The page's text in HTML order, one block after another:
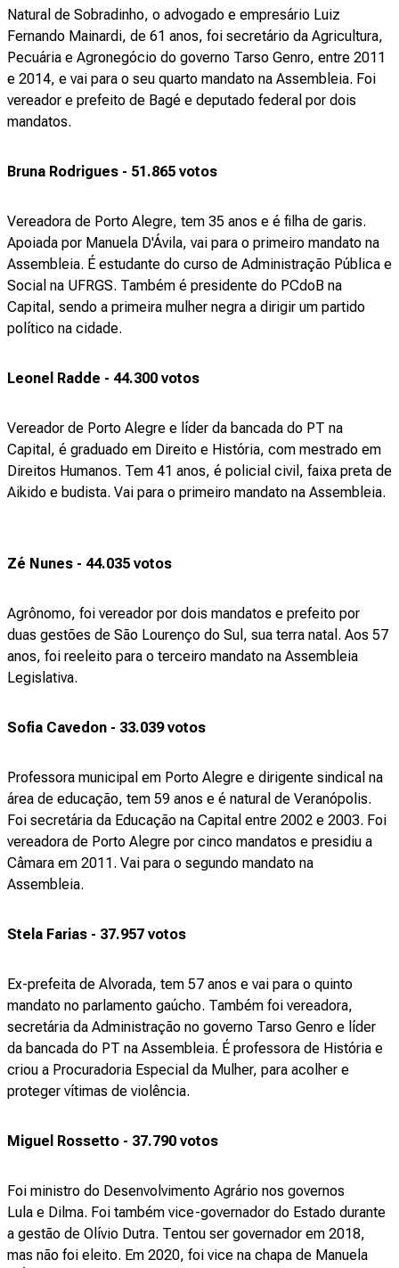
Natural de Sobradinho, o advogado e empresário Luiz
Fernando Mainardi, de 61 anos, foi secretário da Agricultura,
Pecuária e Agronegócio do governo Tarso Genro, entre 2011
e 2014, e vai para o seu quarto mandato na Assembleia. Foi
vereador e prefeito de Bagé e deputado federal por dois
mandatos.
Bruna Rodrigues - 51.865 votos
Vereadora de Porto Alegre, tem 35 anos e é filha de garis.
Apoiada por Manuela D'Ávila, vai para o primeiro mandato na
Assembleia. É estudante do curso de Administração Pública e
Social na UFRGS. Também é presidente do PCdoB na
Capital, sendo a primeira mulher negra a dirigir um partido
político na cidade.
Leonel Radde - 44.300 votos
Vereador de Porto Alegre e líder da bancada do PT na
Capital, é graduado em Direito e História, com mestrado em
Direitos Humanos. Tem 41 anos, é policial civil, faixa preta de
Aikido e budista. Vai para o primeiro mandato na Assembleia.
Zé Nunes - 44.035 votos
Agrônomo, foi vereador por dois mandatos e prefeito por
duas gestões de São Lourenço do Sul, sua terra natal. Aos 57
anos, foi reeleito para o terceiro mandato na Assembleia
Legislativa.
Sofia Cavedon - 33.039 votos
Professora municipal em Porto Alegre e dirigente sindical na
área de educação, tem 59 anos e é natural de Veranópolis.
Foi secretária da Educação na Capital entre 2002 e 2003. Foi
vereadora de Porto Alegre por cinco mandatos e presidiu a
Câmara em 2011. Vai para o segundo mandato na
Assembleia.
Stela Farias - 37.957 votos
Ex-prefeita de Alvorada, tem 57 anos e vai para o quinto
mandato no parlamento gaúcho. Também foi vereadora,
secretária da Administração no governo Tarso Genro e líder
da bancada do PT na Assembleia. É professora de História e
criou a Procuradoria Especial da Mulher, para acolher e
proteger vítimas de violência.
Miguel Rossetto - 37.790 votos
Foi ministro do Desenvolvimento Agrário nos governos
Lula e Dilma. Foi também vice-governador do Estado durante
a gestão de Olívio Dutra. Tentou ser governador em 2018,
mas não foi eleito. Em 2020, foi vice na chapa de Manuela